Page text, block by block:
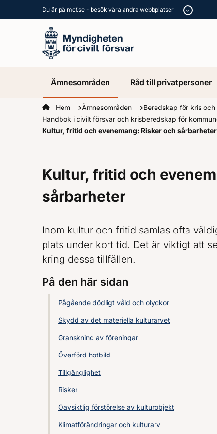
Du är på mcf.se - besök våra andra webbplatser
Ämnesområden Råd till privatpersoner
Startsidan
Hem Ämnesområden
Beredskap för kris
Handbok i civilt försvar och krisberedskap för
Kultur, fritid och evenemang: Risker och sårbarheter
Kultur, fritid och
sårbarheter
Inom kultur och fritid samlas ofta
plats under kort tid. Det är viktigt att
kring dessa tillfällen.
På den här sidan
Pågående dödligt våld och olyckor
Skydd av det materiella kulturarvet
Granskning av föreningar
Överförd hotbild
Tillgänglighet
Risker
Oavsiktlig förstörelse av kulturobjekt
Klimatförändringar och kulturarv